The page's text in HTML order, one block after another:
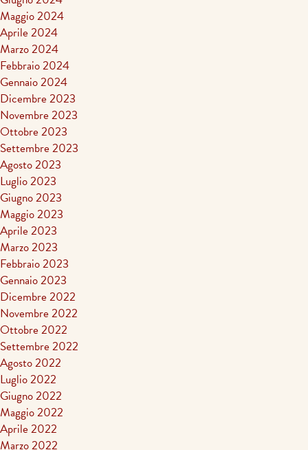
Maggio 2024
Aprile 2024
Marzo 2024
Febbraio 2024
Gennaio 2024
Dicembre 2023
Novembre 2023
Ottobre 2023
Settembre 2023
Agosto 2023
Luglio 2023
Giugno 2023
Maggio 2023
Aprile 2023
Marzo 2023
Febbraio 2023
Gennaio 2023
Dicembre 2022
Novembre 2022
Ottobre 2022
Settembre 2022
Agosto 2022
Luglio 2022
Giugno 2022
Maggio 2022
Aprile 2022
Marzo 2022